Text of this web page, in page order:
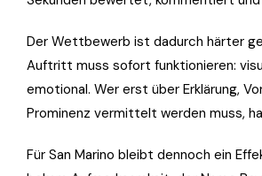
Der Wettbewerb ist dadurch härter
Auftritt muss sofort funktionieren:
emotional. Wer erst über Erklärung,
Prominenz vermittelt werden muss,
Für San Marino bleibt dennoch ein